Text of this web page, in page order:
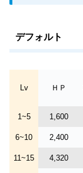
デフォルト
Lv ＨＰ
1~5 1,600
6~10 2,400
11~15 4,320